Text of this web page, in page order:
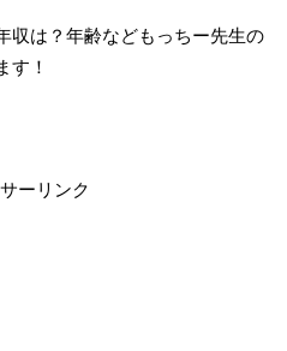
収は？年齢などもっちー先生の
す！
ーリンク